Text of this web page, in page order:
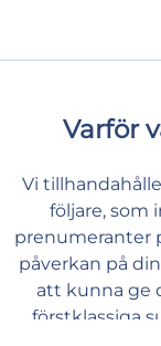
Varför
Vi
följare, som
prenumeranter
påverkan på
att kunna ge
förstklassiga